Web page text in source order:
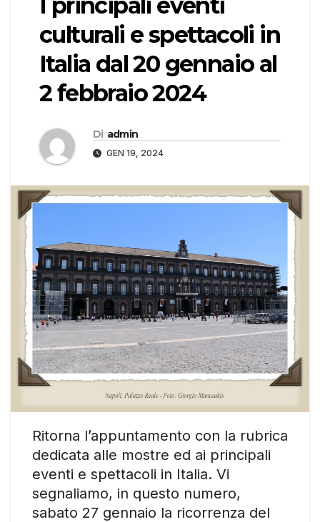
culturali e spettacoli in
Italia dal 20 gennaio al
2 febbraio 2024
Di admin
GEN 19, 2024
Ritorna l’appuntamento con la rubrica
dedicata alle mostre ed ai principali
eventi e spettacoli in Italia. Vi
segnaliamo, in questo numero,
sabato 27 gennaio la ricorrenza del